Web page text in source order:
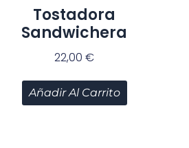
Tostadora
Sandwichera
22,00€
Añadir Al Carrito